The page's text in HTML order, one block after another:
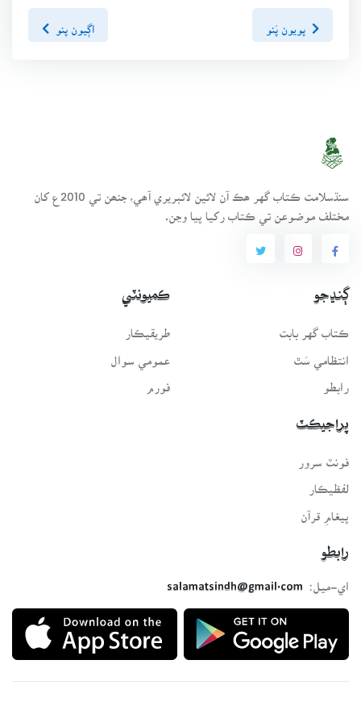
پويون پَنو اڳيون پنو
سنڌسلامت ڪتاب گهر ھڪ آن لائين لائبريري آھي، جنھن تي 2010ع کان
مختلف موضوعن تي ڪتاب رکيا پيا وڃن.
ڳنڍجو
ڪتاب گهر بابت
انتظامي سَٿ
رابطو
ڪميونٽي
طريقيڪار
عمومي سوال
فورم
پراجيڪٽ
لفظيڪار
پيغامِ قرآن
رابطو
اي-ميل:
salamatsindh@gmail.com